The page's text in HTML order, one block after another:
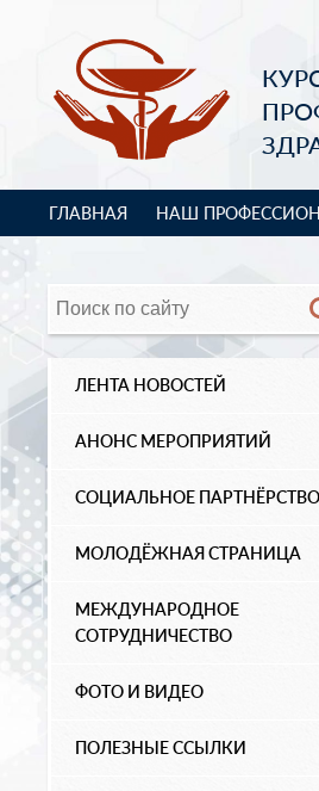
ГЛАВНАЯ НАШ
ЛЕНТА НОВОСТЕЙ
АНОНС МЕРОПРИЯТИЙ
СОЦИАЛЬНОЕ ПАРТНЁРСТВО
МОЛОДЁЖНАЯ СТРАНИЦА
МЕЖДУНАРОДНОЕ
СОТРУДНИЧЕСТВО
ФОТО И ВИДЕО
ПОЛЕЗНЫЕ ССЫЛКИ